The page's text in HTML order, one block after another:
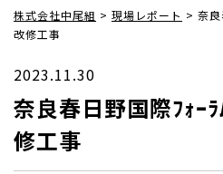
株式会社中尾組 > 現場レポート > 奈
改修工事
2023.11.30
奈良春日野国際ﾌｫｰ
修工事